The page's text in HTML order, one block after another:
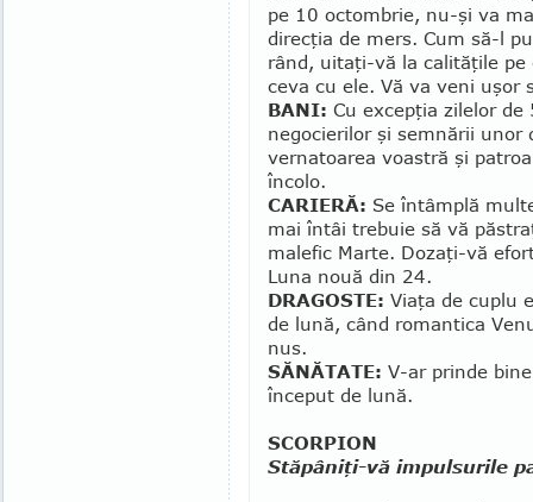
pe 10 octom­brie, nu-şi va
direcţia de mers. Cum să-l
rând, uitaţi-vă la cali­tăţile
ceva cu ele. Vă va veni
BANI: Cu excepţia zilelor
negocierilor şi semnării
vernatoarea voastră şi
încolo.
CARIERĂ: Se întâmplă
mai întâi trebuie să vă
malefic Marte. Dozaţi-vă
Luna nouă din 24.
DRAGOSTE: Viaţa de cuplu
de lună, când romantica
nus.
SĂNĂTATE: V-ar prinde
început de lu­nă.
SCORPION
Stăpâniţi-vă impulsurile